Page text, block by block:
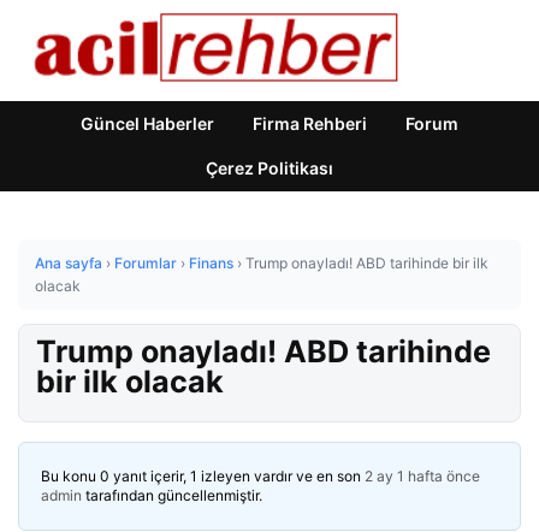
Güncel Haberler Firma Rehberi Forum
Çerez Politikası
Ana sayfa › Forumlar › Finans › Trump onayladı! ABD tarihinde bir ilk
olacak
Trump onayladı! ABD tarihinde
bir ilk olacak
Bu konu 0 yanıt içerir, 1 izleyen vardır ve en son 2 ay 1 hafta önce
admin tarafından güncellenmiştir.